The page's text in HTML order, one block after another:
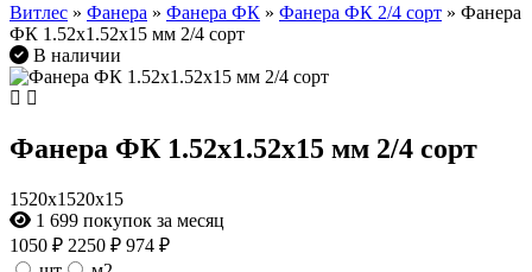
Витлес » Фанера » Фанера ФК » Фанера ФК 2/4 сорт » Фанера
ФК 1.52х1.52х15 мм 2/4 сорт
В наличии
Фанера ФК 1.52х1.52х15 мм 2/4 сорт
1520х1520х15
1 699 покупок за месяц
1050 ₽ 2250 ₽ 974 ₽